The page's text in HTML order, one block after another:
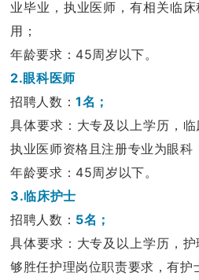
内二科（10楼）
外三科（11楼）
外二科（泌尿外科5楼）
外一科（12楼）
肛肠外科（11楼）
骨科专家
肛肠科专家
超声科专家
业毕业，执业医师，有相关临
用；
年龄要求：45周岁以下。
2.眼科医师
招聘人数：1名；
具体要求：大专及以上学历，
执业医师资格且注册专业为眼科
年龄要求：45周岁以下。
3.临床护士
招聘人数： 5名；
具体要求：大专及以上学历，
够胜任护理岗位职责要求，有护